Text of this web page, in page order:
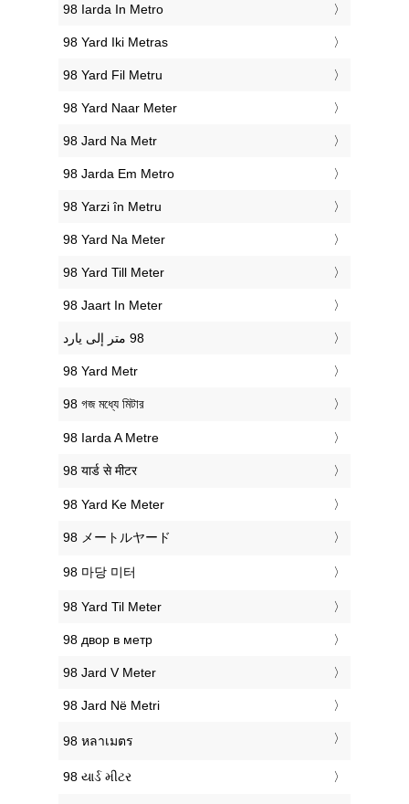
‎98 Iarda In Metro
‎98 Yard Iki Metras
‎98 Yard Fil Metru
‎98 Yard Naar Meter
‎98 Jard Na Metr
‎98 Jarda Em Metro
‎98 Yarzi în Metru
‎98 Yard Na Meter
‎98 Yard Till Meter
‎98 Jaart In Meter
‎98 Yard Metr
‎98 গজ মধ্যে মিটার
‎98 Iarda A Metre
‎98 यार्ड से मीटर
‎98 Yard Ke Meter
‎98 メートルヤード
‎98 마당 미터
‎98 Yard Til Meter
‎98 двор в метр
‎98 Jard V Meter
‎98 Jard Në Metri
‎98 หลาเมตร
‎98 યાર્ડ મીટર